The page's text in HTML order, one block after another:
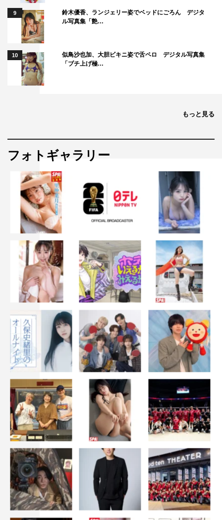
9
鈴木優香、ランジェリー姿でベッドにごろん デジタ
ル写真集「艶…
10
似鳥沙也加、大胆ビキニ姿で舌ペロ デジタル写真集
「ブチ上げ極…
もっと見る
フォトギャラリー